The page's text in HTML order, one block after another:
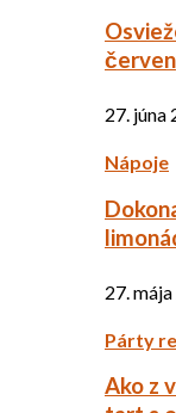
27. júna
Nápoje
27.
Párty
Ako z